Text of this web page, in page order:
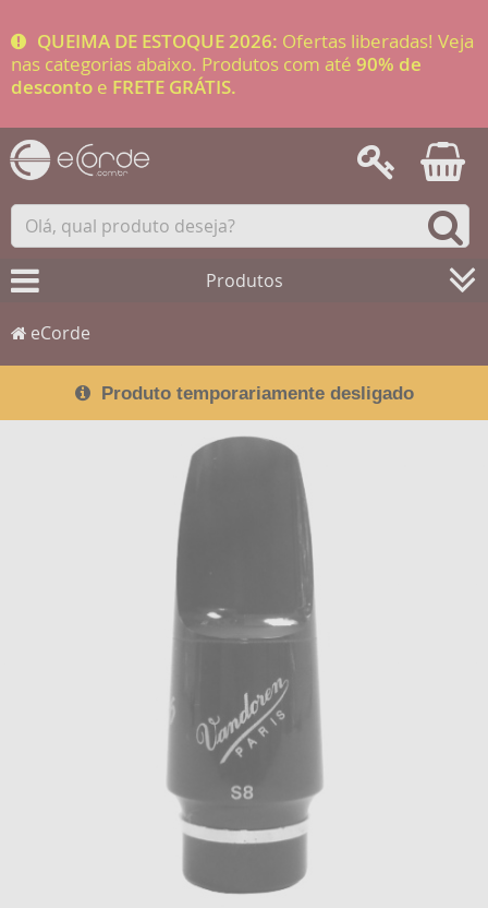
QUEIMA DE ESTOQUE 2026: Ofertas liberadas! Veja
nas categorias abaixo. Produtos com até 90% de
desconto e FRETE GRÁTIS.
Produtos
eCorde
Produto temporariamente desligado